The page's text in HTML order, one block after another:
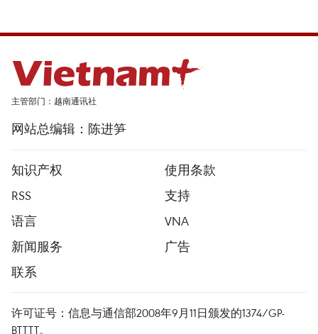
主管部门：越南通讯社
网站总编辑：陈进笋
知识产权
使用条款
RSS
支持
语言
VNA
新闻服务
广告
联系
许可证号：信息与通信部2008年9月11日颁发的1374/GP-
BTTTT。